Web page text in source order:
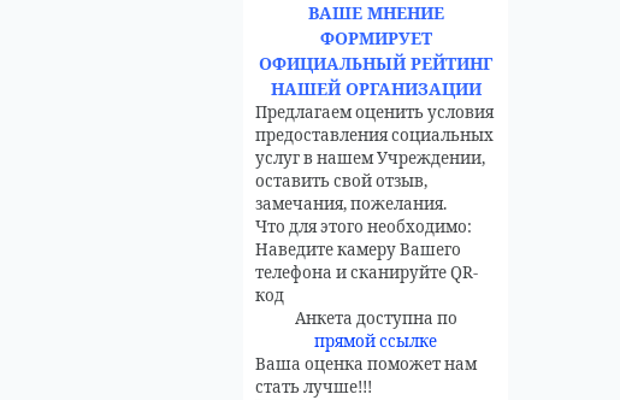
ВАШЕ МНЕНИЕ
ФОРМИРУЕТ
ОФИЦИАЛЬНЫЙ РЕЙТИНГ
НАШЕЙ ОРГАНИЗАЦИИ
Предлагаем оценить условия
предоставления социальных
услуг в нашем Учреждении,
оставить свой отзыв,
замечания, пожелания.
Что для этого необходимо:
Наведите камеру Вашего
телефона и сканируйте QR-
код
Анкета доступна по
прямой ссылке
Ваша оценка поможет нам
стать лучше!!!